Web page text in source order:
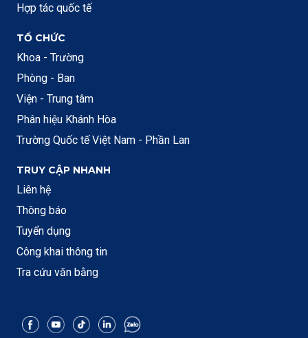
Hợp tác quốc tế
TỔ CHỨC
Khoa - Trường
Phòng - Ban
Viện - Trung tâm
Phân hiệu Khánh Hòa
Trường Quốc tế Việt Nam - Phần Lan
TRUY CẬP NHANH
Liên hệ
Thông báo
Tuyển dụng
Công khai thông tin
Tra cứu văn bằng